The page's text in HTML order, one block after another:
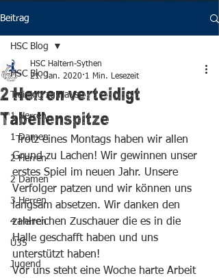
Beitrag
HSC Blog
Training zu Hause
1 Herren
1 Damen
2 Herren
2 Damen
3 Herren
4 Herren
Ü35
Jugend
HSC Blog
2 Herren verteidigt
Tabellenspitze
HSC Haltern-Sythen
21. Jan. 2020 1 Min. Lesezeit
Trotz eines Montags haben wir allen
Grund zu Lachen! Wir gewinnen unser
erstes Spiel im neuen Jahr. Unsere
Verfolger patzen und wir können uns
langsam absetzen. Wir danken den
zahlreichen Zuschauer die es in die
Halle geschafft haben und uns
unterstützt haben!
Vor uns steht eine Woche harte Arbeit